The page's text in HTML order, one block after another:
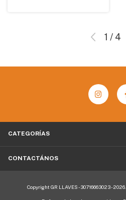
1 / 4
CATEGORÍAS
CONTACTÁNOS
Copyright GR LLAVES - 30716663023 -